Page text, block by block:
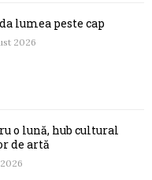
lumea peste cap
2026
o lună, hub cultural
de artă